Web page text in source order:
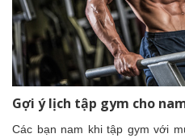
Gợi ý lịch tập gym cho
Các bạn nam khi tập gym với